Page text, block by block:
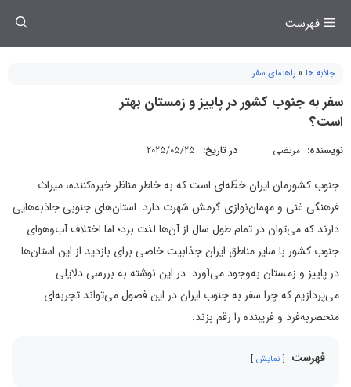
فهرست
جاذبه ها » راهنمای سفر
سفر به جنوب کشور در پاییز و زمستان بهتر
است؟
نویسنده: مرتضی در تاریخ: 2025/05/25
جنوب کشورمان ایران خطّه‌ای است که به خاطر مناظر خیره‌کننده، میراث
فرهنگی غنی و مهمان‌نوازی گرمش شهرت دارد. استان‌های جنوبی جاذبه‌هایی
دارند که می‌توان در تمام طول سال از آن‌ها لذت برد؛ اما اختلاف آب‌وهوای
جنوب کشور با سایر مناطق ایران جذابیت خاصی برای بازدید از این استان‌ها
در پاییز و زمستان به‌وجود می‌آورد. در این نوشته به بررسی دلایلی
می‌پردازیم که چرا سفر به جنوب ایران در این فصول می‌تواند تجربه‌ای
منحصر‌به‌فرد و فریبنده را رقم بزند.
فهرست نمایش